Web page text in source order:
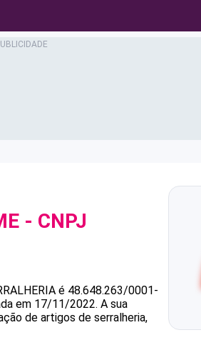
- CNPJ
é 48.648.263/0001-
em 17/11/2022. A sua
de artigos de serralheria,